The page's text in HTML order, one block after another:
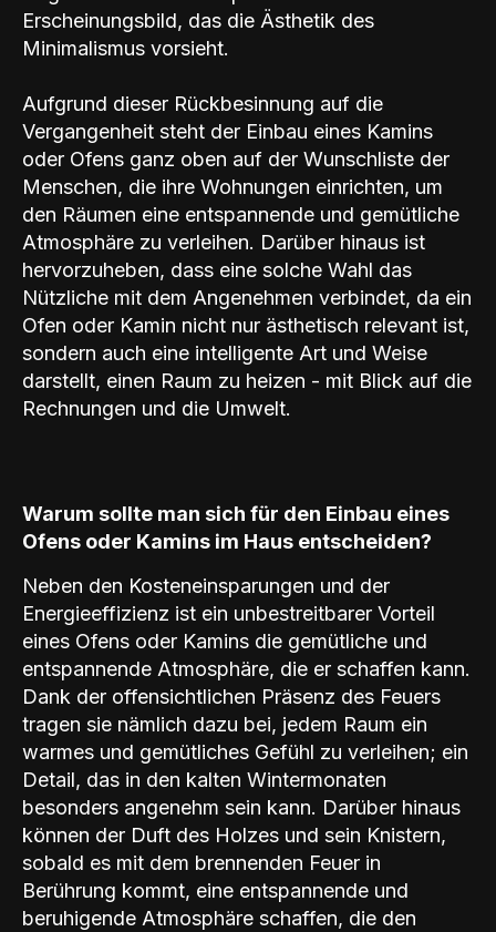
Erscheinungsbild, das die Ästhetik des
Minimalismus vorsieht.
Aufgrund dieser Rückbesinnung auf die
Vergangenheit steht der Einbau eines Kamins
oder Ofens ganz oben auf der Wunschliste der
Menschen, die ihre Wohnungen einrichten, um
den Räumen eine entspannende und gemütliche
Atmosphäre zu verleihen. Darüber hinaus ist
hervorzuheben, dass eine solche Wahl das
Nützliche mit dem Angenehmen verbindet, da ein
Ofen oder Kamin nicht nur ästhetisch relevant ist,
sondern auch eine intelligente Art und Weise
darstellt, einen Raum zu heizen - mit Blick auf die
Rechnungen und die Umwelt.
Warum sollte man sich für den Einbau eines
Ofens oder Kamins im Haus entscheiden?
Neben den Kosteneinsparungen und der
Energieeffizienz ist ein unbestreitbarer Vorteil
eines Ofens oder Kamins die gemütliche und
entspannende Atmosphäre, die er schaffen kann.
Dank der offensichtlichen Präsenz des Feuers
tragen sie nämlich dazu bei, jedem Raum ein
warmes und gemütliches Gefühl zu verleihen; ein
Detail, das in den kalten Wintermonaten
besonders angenehm sein kann. Darüber hinaus
können der Duft des Holzes und sein Knistern,
sobald es mit dem brennenden Feuer in
Berührung kommt, eine entspannende und
beruhigende Atmosphäre schaffen, die den